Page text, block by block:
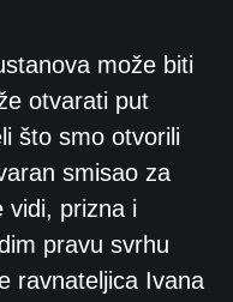
može biti
otvarati put
što smo otvorili
smisao za
vidi, prizna i
pravu svrhu
ravnateljica Ivana